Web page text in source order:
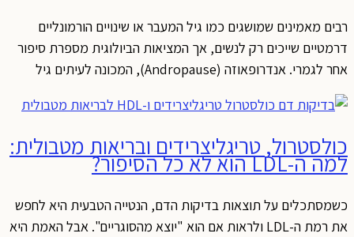
רבים מאמינים שמושגים כמו גיל המעבר או שינויים הורמונליים
דרמטיים שייכים רק לנשים, אך המציאות הביולוגית מספרת סיפור
אחר לגמרי. אנדרופאוזה (Andropause), המכונה לעיתים גיל
כולסטרול, טריגליצרידים ובריאות מטבולית:
למה ה-LDL הוא לא כל הסיפור?
כשמסתכלים על תוצאות בדיקות הדם, הנטייה הטבעית היא לחפש
את רמת ה-LDL ולראות אם הוא "יוצא מהסוגריים". אבל האמת היא